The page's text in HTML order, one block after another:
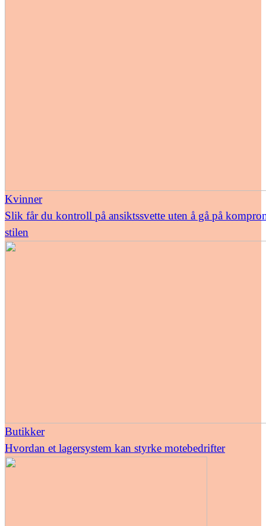
Kvinner
Slik får du kontroll på ansiktssvette uten å gå på
stilen
Butikker
Hvordan et lagersystem kan styrke motebedrifter